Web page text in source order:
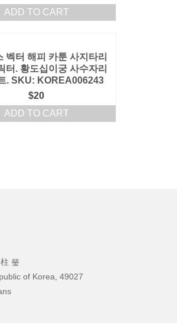
ADD TO CART
벡터 해피 카툰 사지타리
터. 황도십이궁 사수자리
. SKU: KOREA006243
$20
ADD TO CART
瑩
of Korea, 49027